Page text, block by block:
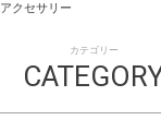
アクセサリー
カテゴリー